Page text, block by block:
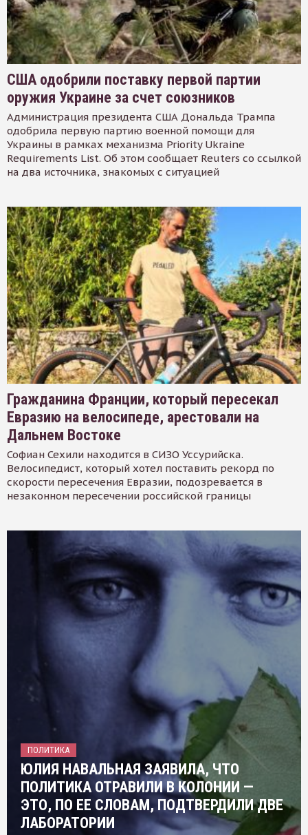
США одобрили поставку первой партии
оружия Украине за счет союзников
Администрация президента США Дональда Трампа
одобрила первую партию военной помощи для
Украины в рамках механизма Priority Ukraine
Requirements List. Об этом сообщает Reuters со ссылкой
на два источника, знакомых с ситуацией
Гражданина Франции, который пересекал
Евразию на велосипеде, арестовали на
Дальнем Востоке
Софиан Сехили находится в СИЗО Уссурийска.
Велосипедист, который хотел поставить рекорд по
скорости пересечения Евразии, подозревается в
незаконном пересечении российской границы
ПОЛИТИКА
ЮЛИЯ НАВАЛЬНАЯ ЗАЯВИЛА, ЧТО
ПОЛИТИКА ОТРАВИЛИ В КОЛОНИИ —
ЭТО, ПО ЕЕ СЛОВАМ, ПОДТВЕРДИЛИ ДВЕ
ЛАБОРАТОРИИ